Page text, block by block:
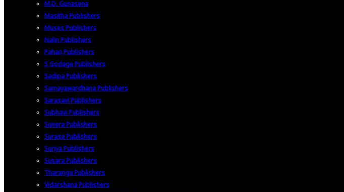
M.D. Gunasena
Masitha Publishers
Muses Publishers
Nalin Publishers
Pahan Publishers
S Godage Publishers
Sadipa Publishers
Samayawardhana Publishers
Sarasavi Publishers
Subhavi Publishers
Sunera Publishers
Surasa Publishers
Suriya Publishers
Susara Publishers
Tharanga Publishers
Vidarshana Publishers